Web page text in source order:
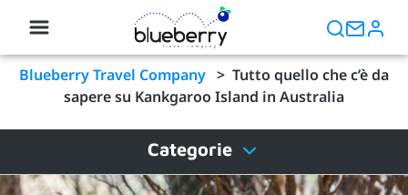
Blueberry Travel Company > Tutto quello che c’è da
sapere su Kankgaroo Island in Australia
Categorie